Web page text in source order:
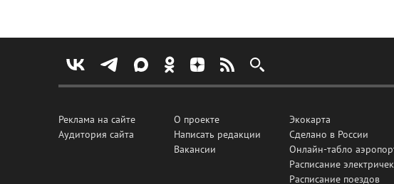
Реклама на сайте
Аудитория сайта
О проекте
Написать редакции
Вакансии
Экокарта
Сделано в России
Онлайн-табло
Расписание электричек
Расписание поездов